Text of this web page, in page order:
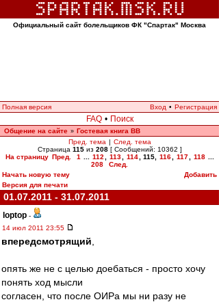
Официальный сайт болельщиков ФК "Спартак" Москва
Полная версия Вход • Регистрация
FAQ • Поиск
Общение на сайте » Гостевая книга ВВ
Пред. тема | След. тема
Страница 115из 208[ Сообщений: 10362 ]
На страницу Пред. 1 112 113 114 115 116 117 118
208
След.
Начать новую тему
Добавить
Версия для печати
01.07.2011 - 31.07.2011
loptop -
14 июл 2011 23:55
впередсмотрящий
опять же не с целью доебаться - просто хочу
понять ход мысли
согласен, что после ОИРа мы ни разу не